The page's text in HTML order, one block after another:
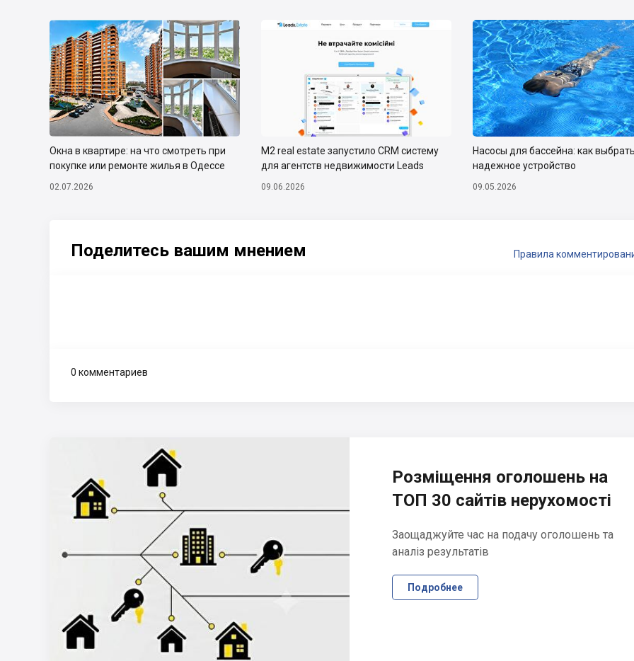
Окна в квартире: на что смотреть при
покупке или ремонте жилья в Одессе
02.07.2026
М2 real estate запустило CRM систему
для агентств недвижимости Leads
09.06.2026
Насосы для бассейна: как
надежное устройство
09.05.2026
Поделитесь вашим мнением Правила
0 комментариев
Розміщення оголошень на
ТОП 30 сайтів нерухомості
Заощаджуйте час на подачу оголошень та
аналіз результатів
Подробнее